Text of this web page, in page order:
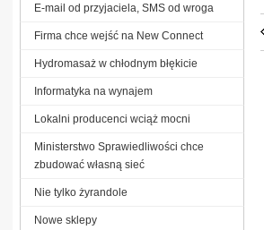
E-mail od przyjaciela, SMS od wroga
Firma chce wejść na New Connect
Hydromasaż w chłodnym błękicie
Informatyka na wynajem
Lokalni producenci wciąż mocni
Ministerstwo Sprawiedliwości chce
zbudować własną sieć
Nie tylko żyrandole
Nowe sklepy